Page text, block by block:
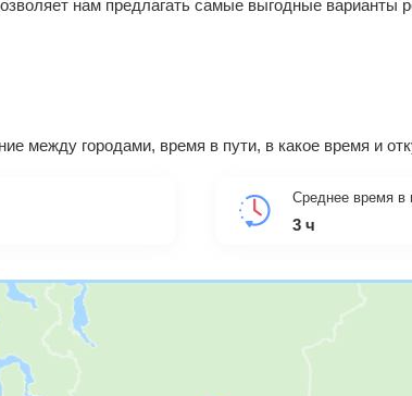
нам предлагать самые выгодные
между городами, время в пути, в какое время и
Среднее время в
3 ч